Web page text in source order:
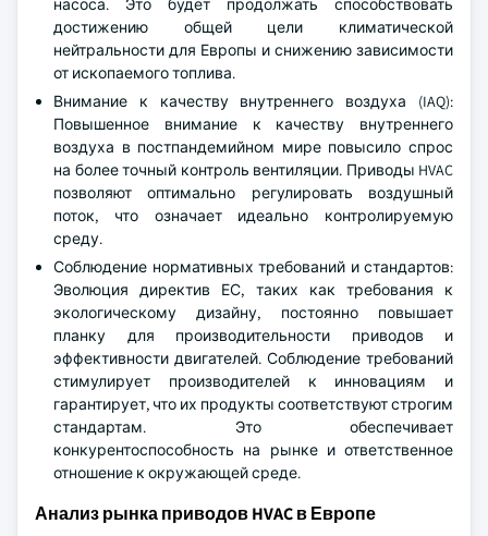
насоса. Это будет продолжать способствовать
достижению общей цели климатической
нейтральности для Европы и снижению зависимости
от ископаемого топлива.
Внимание к качеству внутреннего воздуха (IAQ):
Повышенное внимание к качеству внутреннего
воздуха в постпандемийном мире повысило спрос
на более точный контроль вентиляции. Приводы HVAC
позволяют оптимально регулировать воздушный
поток, что означает идеально контролируемую
среду.
Соблюдение нормативных требований и стандартов:
Эволюция директив ЕС, таких как требования к
экологическому дизайну, постоянно повышает
планку для производительности приводов и
эффективности двигателей. Соблюдение требований
стимулирует производителей к инновациям и
гарантирует, что их продукты соответствуют строгим
стандартам. Это обеспечивает
конкурентоспособность на рынке и ответственное
отношение к окружающей среде.
Анализ рынка приводов HVAC в Европе